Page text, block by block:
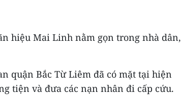
hiệu Mai Linh nằm gọn trong nhà dân,
quận Bắc Từ Liêm đã có mặt tại hiện
tiện và đưa các nạn nhân đi cấp cứu.